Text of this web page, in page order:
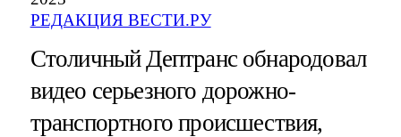
РЕДАКЦИЯ ВЕСТИ.РУ
Столичный Дептранс обнародовал
видео серьезного дорожно-
транспортного происшествия,